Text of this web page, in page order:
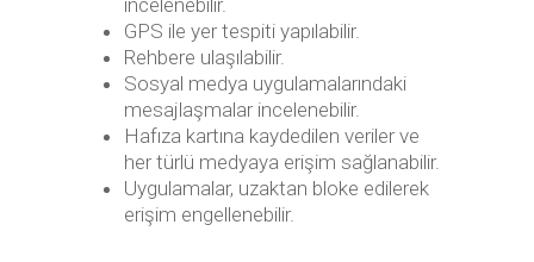
GPS ile yer tespiti yapılabilir.
Rehbere ulaşılabilir.
Sosyal medya uygulamalarındaki
mesajlaşmalar incelenebilir.
Hafıza kartına kaydedilen veriler ve
her türlü medyaya erişim sağlanabilir.
Uygulamalar, uzaktan bloke edilerek
erişim engellenebilir.